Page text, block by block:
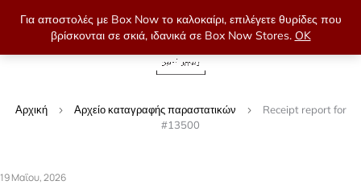
Για αποστολές με Box Now το καλοκαίρι, επιλέγετε θυρίδες που
βρίσκονται σε σκιά, ιδανικά σε Box Now Stores. OK
Αρχική Αρχείο καταγραφής παραστατικών
Receipt report for
#13500
19 Μαΐου, 2026